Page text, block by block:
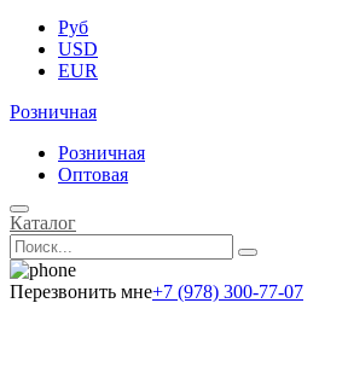
Руб
USD
EUR
Розничная
Розничная
Оптовая
Каталог
Перезвонить мне+7 (978) 300-77-07